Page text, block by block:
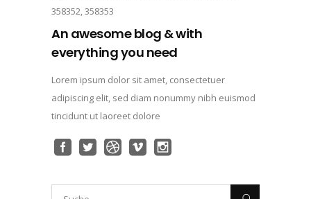
358352, 358353
An awesome blog & with
everything you need
Lorem ipsum dolor sit amet, consectetuer
adipiscing elit, sed diam nonummy nibh euismod
tincidunt ut laoreet dolore